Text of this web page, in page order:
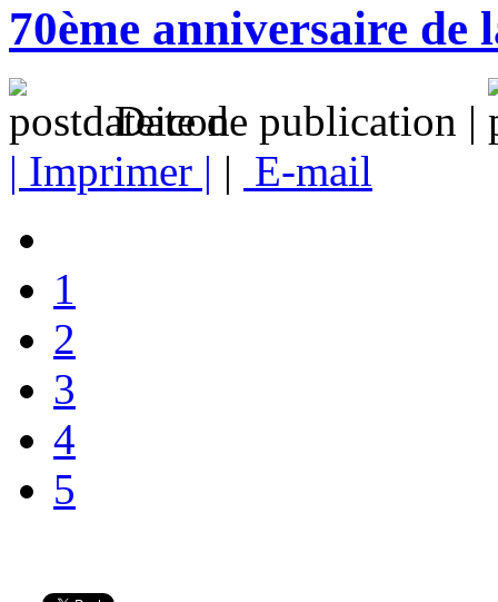
70ème anniversaire de
Date de publication |
| Imprimer | | E-mail
1
2
3
4
5